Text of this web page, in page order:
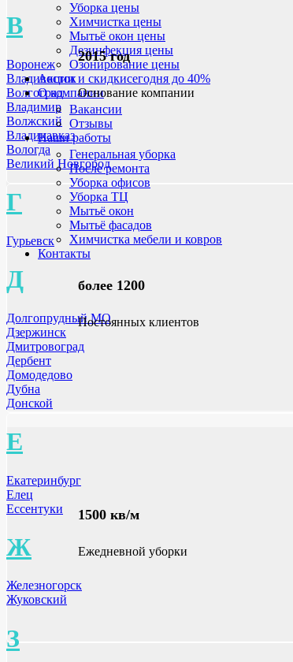
В
Воронеж
Владивосток
Волгоград
Владимир
Волжский
Владикавказ
Вологда
Великий Новгород
Г
Гурьевск
Д
Долгопрудный МО
Дзержинск
Дмитровоград
Дербент
Домодедово
Дубна
Донской
Е
Екатеринбург
Елец
Ессентуки
Ж
Железногорск
Жуковский
З
Уборка цены
Химчистка цены
Мытьё окон цены
Дезинфекция цены
Озонирование цены
Акции и скидкисегодня до 40%
О компании
Вакансии
Отзывы
Наши работы
Генеральная уборка
После ремонта
Уборка офисов
Уборка ТЦ
Мытьё окон
Мытьё фасадов
Химчистка мебели и ковров
Контакты
2015 год
Основание компании
более 1200
Постоянных клиентов
1500 кв/м
Ежедневной уборки